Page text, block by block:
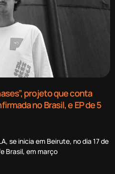
projeto que conta
no Brasil, e EP de 5
se inicia em Beirute, no dia 17 de
Brasil, em março